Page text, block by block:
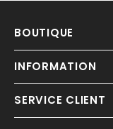
BOUTIQUE
INFORMATION
SERVICE CLIENT